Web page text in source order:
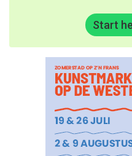
Start